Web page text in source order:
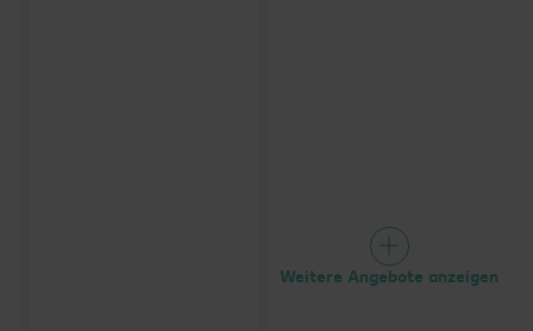
Weitere Angebote anzeigen